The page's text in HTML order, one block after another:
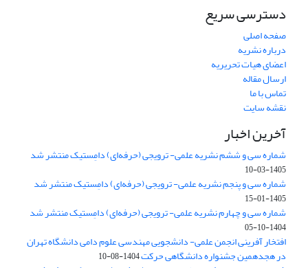
دسترسی سریع
صفحه اصلی
درباره نشریه
اعضای هیات تحریریه
ارسال مقاله
تماس با ما
نقشه سایت
آخرین اخبار
شماره سی و ششم نشریه علمی- ترویجی (حرفه‌ای) دامِستیک منتشر شد
1405-03-10
شماره سی و پنجم نشریه علمی- ترویجی (حرفه‌ای) دامِستیک منتشر شد
1405-01-15
شماره سی و چهارم نشریه علمی- ترویجی (حرفه‌ای) دامِستیک منتشر شد
1404-10-05
افتخار آفرینی انجمن علمی- دانشجویی مهندسی علوم دامی دانشگاه تهران
در هجدهمین جشنواره دانشگاهی حرکت1404-08-10